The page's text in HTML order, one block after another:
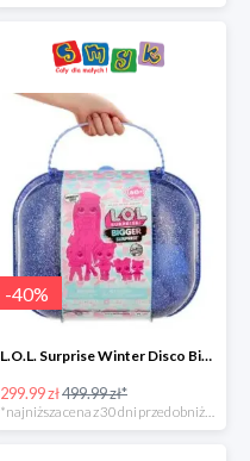
-40%
L.O.L. Surprise Winter Disco Bigger Surprise Zestaw laleczek w walizce -40%
299.99 zł499.99 zł*